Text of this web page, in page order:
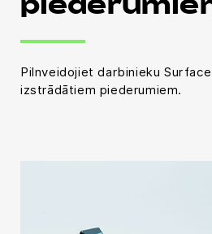
Pilnveidojiet darbinieku
izstrādātiem piederumiem.